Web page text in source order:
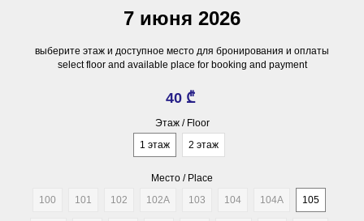
7 июня 2026
выберите этаж и доступное место для бронирования и оплаты
select floor and available place for booking and payment
40 ₾
Этаж / Floor
1 этаж
2 этаж
Место / Place
100
101 102 102A 103 104 104A 105